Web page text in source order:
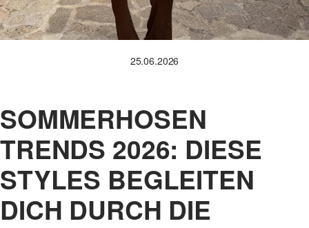
25.06.2026
SOMMERHOSEN
TRENDS 2026: DIESE
STYLES BEGLEITEN
DICH DURCH DIE